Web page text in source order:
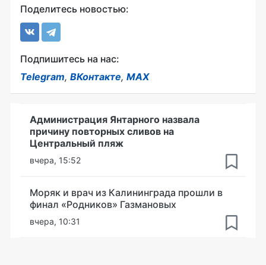
Поделитесь новостью:
Подпишитесь на нас:
Telegram, ВКонтакте, MAX
Администрация Янтарного назвала
причину повторных сливов на
Центральный пляж
вчера, 15:52
Моряк и врач из Калининграда прошли в
финал «Родников» Газмановых
вчера, 10:31